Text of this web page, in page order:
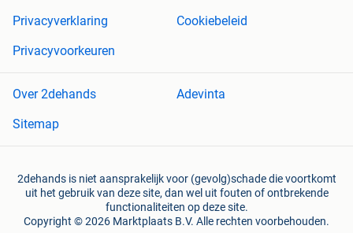
Privacyverklaring
Cookiebeleid
Privacyvoorkeuren
Over 2dehands
Adevinta
Sitemap
2dehands is niet aansprakelijk voor (gevolg)schade die voortkomt
uit het gebruik van deze site, dan wel uit fouten of ontbrekende
functionaliteiten op deze site.
Copyright © 2026 Marktplaats B.V. Alle rechten voorbehouden.